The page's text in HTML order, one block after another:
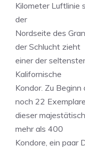
Kilometer Luftlinie
der
Nordseite des
der Schlucht zieht
einer der
Kalifornische
Kondor. Zu
noch 22 Exemplare
dieser
mehr als 400
Kondore, ein paar